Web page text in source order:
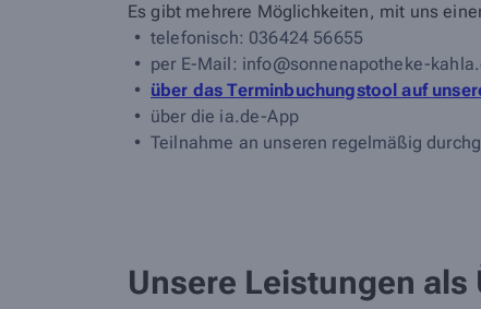
Es gibt mehrere Möglichkeiten, mit uns
telefonisch: 036424 56655
per E-Mail: info@sonnenapotheke-
über das Terminbuchungstool auf
über die ia.de-App
Teilnahme an unseren regelmäßig
Unsere Leistungen als